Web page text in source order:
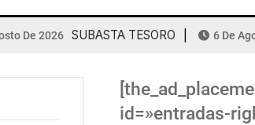
2026 SUBASTA TESORO 6 De Agosto
id=»entradas-